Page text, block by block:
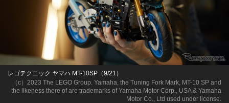
（c）2023 The LEGO Group. Yamaha, the Tuning Fork Mark, MT-10 SP and
the likeness there of are trademarks of Yamaha Motor Corp., USA & Yamaha
Motor Co., Ltd used under license.
レゴテクニック ヤマハ MT-10SP（9/21）